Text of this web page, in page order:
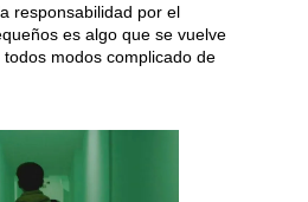
responsabilidad por el
es algo que se vuelve
modos complicado de